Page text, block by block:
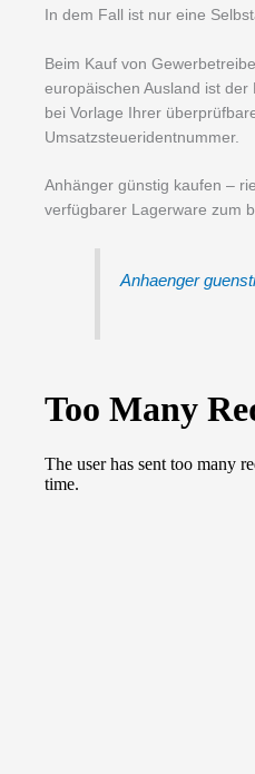
In dem Fall ist nur eine
Beim Kauf von
europäischen Ausland ist der
bei Vorlage Ihrer
Umsatzsteueridentnummer.
Anhänger günstig kaufen –
verfügbarer Lagerware zum
Anhaenger